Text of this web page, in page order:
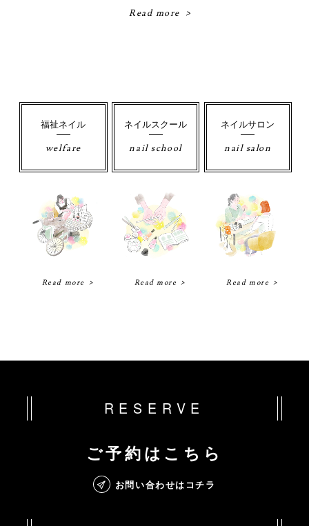
Read more
福祉ネイル
welfare
Read more
ネイルスクール
nail school
Read more
ネイルサロン
nail salon
Read more
RESERVE
ご予約はこちら
お問い合わせはコチラ